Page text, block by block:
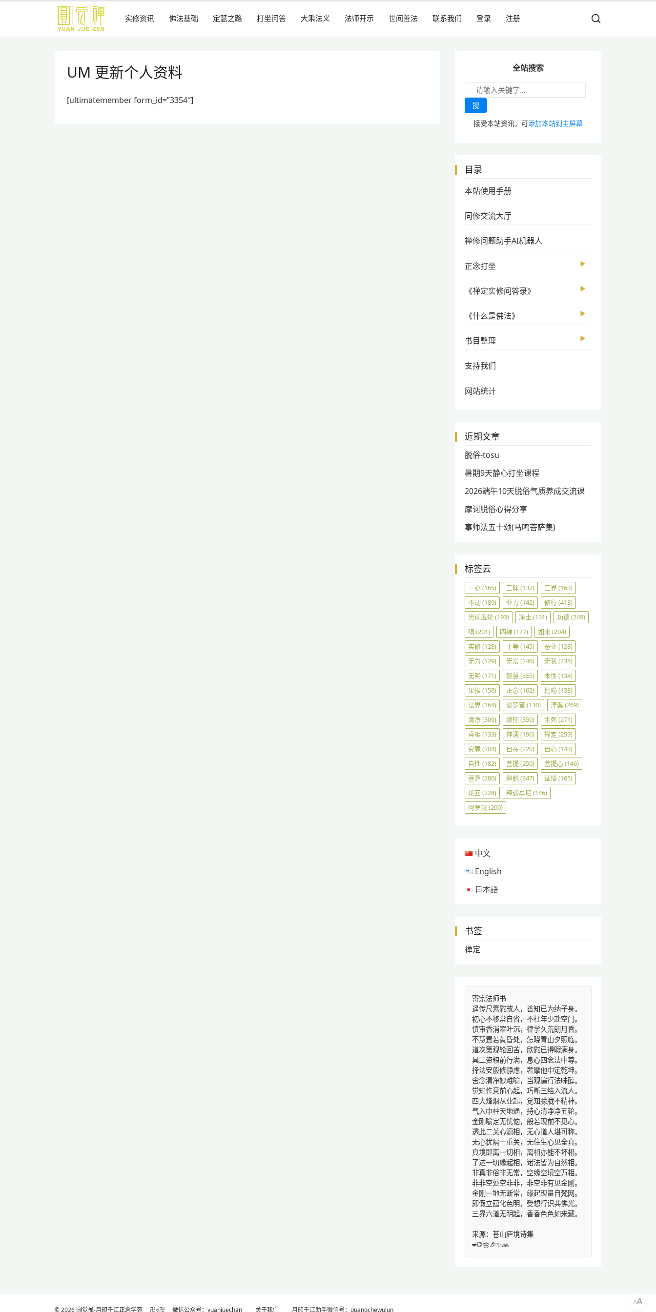
实修资讯 佛法基础 定慧之路 打坐问答 大乘法义 法师开示 世间善法 联系我们 登录 注册
UM 更新个人资料
[ultimatemember form_id=”3354″]
全站搜索
搜
接受本站资讯，可添加本站到主屏幕
目录
本站使用手册
同修交流大厅
禅修问题助手AI机器人
正念打坐 ▶
《禅定实修问答录》 ▶
《什么是佛法》 ▶
书目整理 ▶
支持我们
网站统计
近期文章
脱俗-tosu
暑期9天静心打坐课程
2026端午10天脱俗气质养成交流课
摩诃脱俗心得分享
事师法五十颂(马鸣菩萨集)
标签云
一心(165) 三昧(137) 三界(163)
不动(189) 业力 (142) 修行(413)
光彻五轮(193) 净土 (131) 功德(249)
嗔(201) 四禅(177) 如来(204)
实修(128) 平等(145) 恶业 (128)
无为 (129) 无常 (246) 无我(235)
无明 (171) 智慧 (355) 本性 (134)
果报 (158) 正念(162) 比喻(133)
法界(164) 波罗蜜 (130) 涅槃(269)
清净(309) 烦恼(350) 生死(271)
真相 (133) 神通 (196) 禅定 (259)
究竟(204) 自在(220) 自心(143)
自性 (182) 菩提(250) 菩提心(146)
菩萨(280) 解脱(347) 证悟(165)
轮回 (228) 释迦牟尼 (146)
阿罗汉 (200)
中文
English
日本語
书签
禅定
寄宗法师书
遥传尺素慰故人，善知已为纳子身。
初心不移常自省，不枉年少赴空门。
慎审香消翠叶沉，律学久荒朗月昏。
不慧置若黄昏处，怎晓青山夕照临。
道次第观轮回苦，欣慰已得暇满身。
具二资粮前行满，息心四念法中尊。
择法安般修静虑，奢摩他中定乾坤。
舍念清净妙难喻，当观遍行法味醇。
觉知作意前心起，巧断三结入流人。
四大烽烟从业起，觉知朦胧不精神。
气入中柱天地通，持心清净净五轮。
金刚喻定无忧恼，般若现前不见心。
透此二关心源相，无心道人堪可称。
无心犹隔一重关，无住生心见全真。
真境即离一切相，离相亦能不坏相。
了达一切缘起相，诸法皆为自然相。
非真非俗非无常，空缘空境空万相。
非非空处空非非，非空非有见金刚。
金刚一地无断常，缘起现量自梵网。
即假立蕴化色明，受想行识共佛光。
三界六道无明起，香香色色如来藏。
来源：苍山庐境诗集
❤️🌻🌼🎉✨🙏
© 2026 圆觉禅-月印千江正念学苑 卍○卍 微信公众号：yuanjuechan 关于我们 月印千江助手微信号：guangchewulun
AA